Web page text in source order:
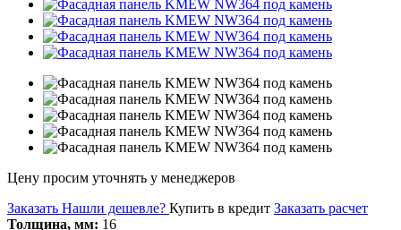
Цену просим уточнять у менеджеров
Заказать Нашли дешевле? Купить в кредит Заказать расчет
Толщина, мм: 16